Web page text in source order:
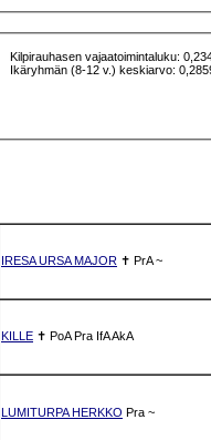
Kilpirauhasen vajaatoimintaluku:
Ikäryhmän (8-12 v.) keskiarvo:
IRESA URSA MAJOR ✝ PrA ~
KILLE ✝ PoA Pra IfAAkA
LUMITURPA HERKKO Pra ~